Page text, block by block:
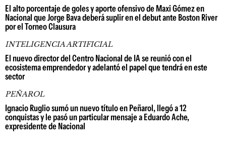
El alto porcentaje de goles y aporte ofensivo de Maxi Gómez en
Nacional que Jorge Bava deberá suplir en el debut ante Boston River
por el Torneo Clausura
INTELIGENCIA ARTIFICIAL
El nuevo director del Centro Nacional de IA se reunió con el
ecosistema emprendedor y adelantó el papel que tendrá en este
sector
PEÑAROL
Ignacio Ruglio sumó un nuevo título en Peñarol, llegó a 12
conquistas y le pasó un particular mensaje a Eduardo Ache,
expresidente de Nacional